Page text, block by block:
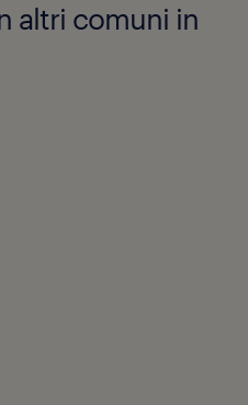
altri comuni in